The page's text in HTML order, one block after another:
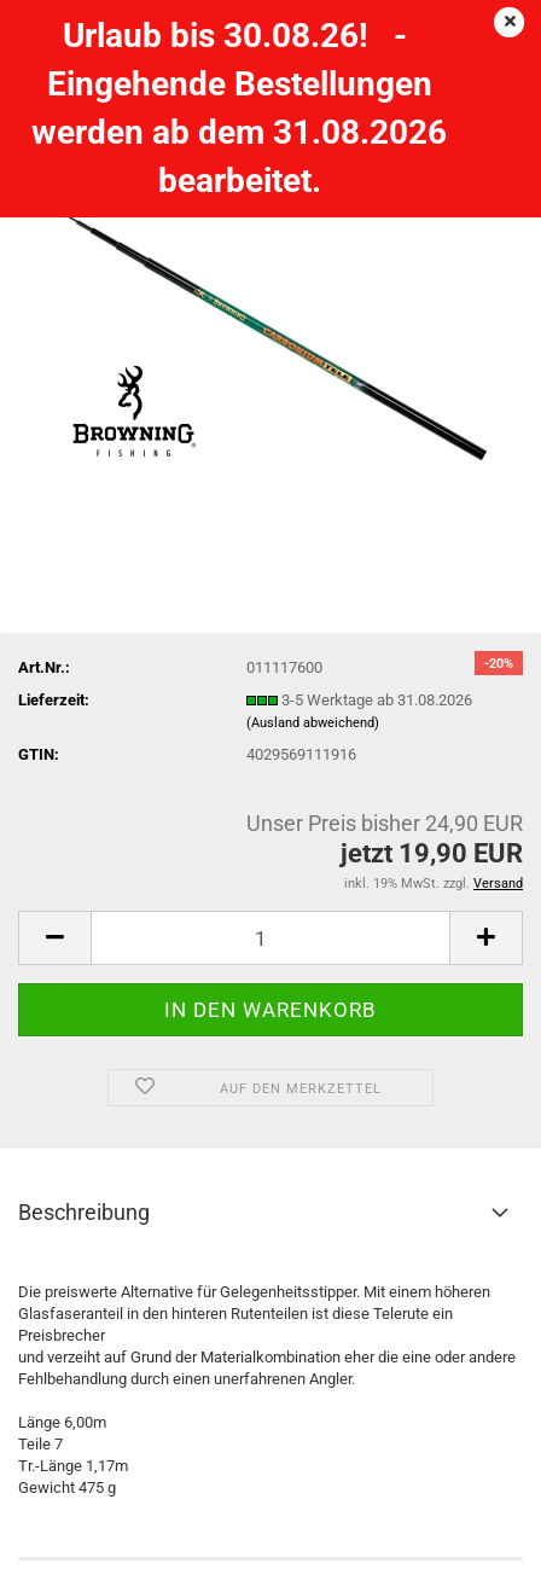
Urlaub bis 30.08.26! -
Eingehende Bestellungen
werden ab dem 31.08.2026
bearbeitet.
BROWNING Carbonium Tele - Stipprute 6,00m
BROWNING
-20%
Art.Nr.:
011117600
Lieferzeit:
3-5 Werktage ab 31.08.2026
(Ausland abweichend)
GTIN: 4029569111916
Unser Preis bisher 24,90 EUR
jetzt 19,90 EUR
inkl. 19% MwSt. zzgl. Versand
AUF DEN MERKZETTEL
Beschreibung
Die preiswerte Alternative für Gelegenheitsstipper. Mit einem höheren
Glasfaseranteil in den hinteren Rutenteilen ist diese Telerute ein
Preisbrecher
und verzeiht auf Grund der Materialkombination eher die eine oder andere
Fehlbehandlung durch einen unerfahrenen Angler.
Länge 6,00m
Teile 7
Tr.-Länge 1,17m
Gewicht 475 g